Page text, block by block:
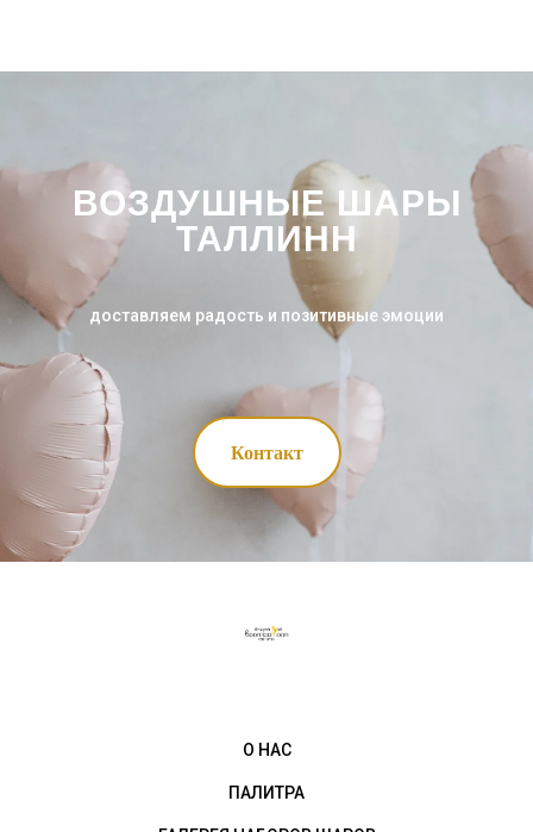
ВОЗДУШНЫЕ ШАРЫ
ТАЛЛИНН
доставляем радость и позитивные эмоции
Контакт
О НАС
ПАЛИТРА